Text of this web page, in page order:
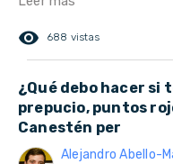
remove_red_eye 688 vistas
¿Qué debo hacer si
prepucio, puntos
Canestén per
Alejandro Abello-